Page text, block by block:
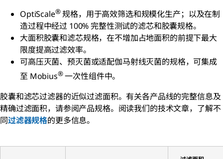
OptiScale®规格，用于高效筛选和规模化生产；以及在制
造过程中经过 100% 完整性测试的滤芯和胶囊规格。
大面积胶囊和滤芯规格，在不增加占地面积的前提下最大
限度提高过滤效率。
可高压灭菌、预灭菌或适配伽马射线灭菌的规格，可集成
至 Mobius®一次性组件中。
胶囊和滤芯过滤器的近似过滤面积。有关各产品线的完整信息及
精确过滤面积，请参阅产品规格。阅读我们的技术文章，了解不
同过滤器规格的更多信息。